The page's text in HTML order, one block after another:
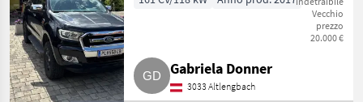
Vecchio
prezzo
20.000 €
Gabriela Donner
3033 Altlengbach